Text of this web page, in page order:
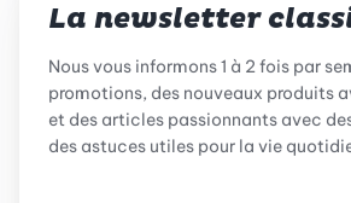
La newsletter
Nous vous informons 1 à 2 fois par
promotions, des nouveaux produits
et des articles passionnants avec
des astuces utiles pour la vie